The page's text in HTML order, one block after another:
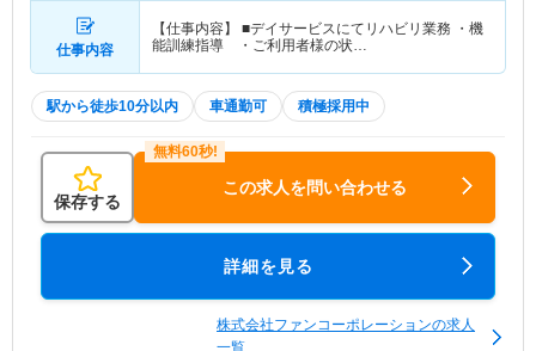
仕事内容
【仕事内容】 ■デイサービスにてリハビリ業務 ・機
能訓練指導 ・ご利用者様の状…
駅から徒歩10分以内 車通勤可 積極採用中
保存する
この求人を問い合わせる
詳細を見る
株式会社ファンコーポレーションの求人